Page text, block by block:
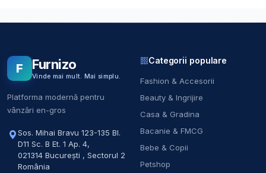
F Furnizo
Vinde mai mult. Mai simplu.
Platforma modernă pentru
vânzări en-gros
Sos. Mihai Bravu 123-135 Bl.
D11 Sc. B Et. 1 Ap. 4,
021314 București , Sectorul 2
România
Categorii populare
Fashion & Accesorii
Beauty & Ingrijire
Casa & Gradina
Bacanie & FMCG
Bebe & Copii
Petshop